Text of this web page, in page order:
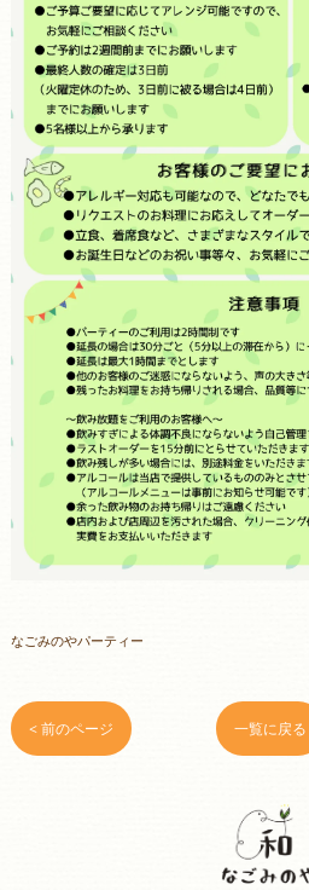
なごみのやパーティー
< 前のページ 一覧に戻る